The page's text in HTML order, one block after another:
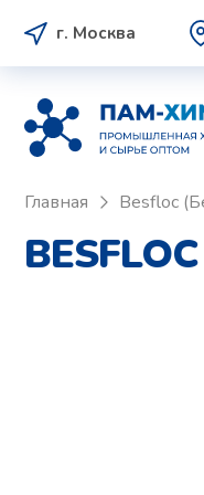
г. Москва
Главная Besfloc